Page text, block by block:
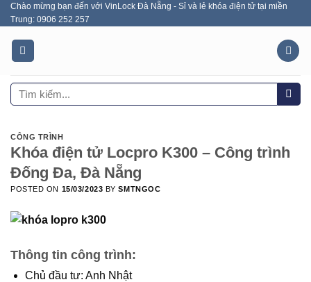
Skip
to
content
Chào mừng bạn đến với VinLock Đà Nẵng - Sỉ và lẻ khóa điện tử tại miền
Trung: 0906 252 257
Tìm
kiếm:
CÔNG TRÌNH
Khóa điện tử Locpro K300 – Công trình
Đống Đa, Đà Nẵng
POSTED ON 15/03/2023 BYSMTNGOC
Thông tin công trình:
Chủ đầu tư: Anh Nhật